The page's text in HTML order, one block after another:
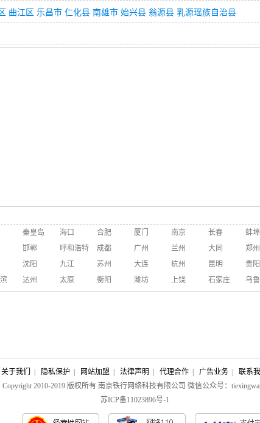
曲江区 乐昌市 仁化县 南雄市 始兴县 翁源县 乳源瑶族自治县
秦皇岛 海口 合肥 厦门 南京 长春
蚌埠
邯郸 呼和浩特 成都 广州 兰州 大同
郑州
沈阳 九江 苏州 大连 杭州 昆明
贵阳
达州 太原 衡阳 潍坊 上饶 石家庄 乌
关于我们 隐私保护 网站加盟 法律声明 代理合作 广告业务
联系我
Copyright 2010-2019 版权所有.南京铁行网络科技有限公司 微信公众号：
苏ICP备11023896号-1